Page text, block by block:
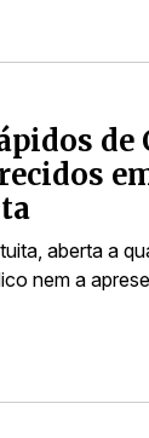
de
aberta a
nem a